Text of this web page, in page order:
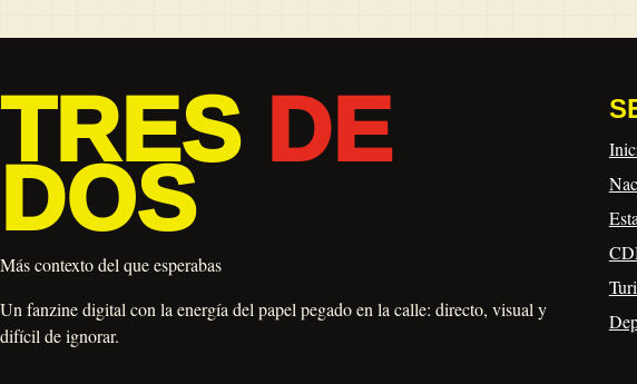
TRES DE
DOS
Más contexto del que esperabas
Un fanzine digital con la energía del papel pegado en la calle: directo, visual y
difícil de ignorar.